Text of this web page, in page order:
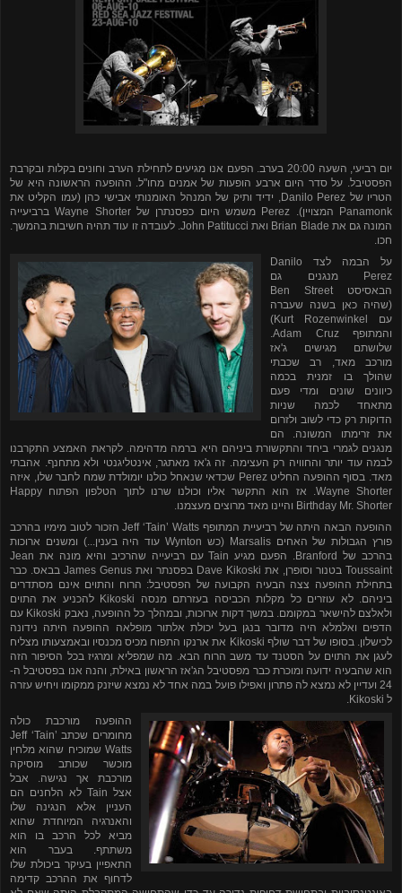
יום רביעי, השעה 20:00 בערב. הפעם אנו מגיעים לתחילת הערב וחונים בקלות ובקרבת
הפסטיבל. על סדר היום ארבע הופעות של אמנים מחו"ל. ההופעה הראשונה היא של
הטריו של Danilo Perez, ידיד ותיק של המנהל האומנותי אבישי כהן (עמו הקליט את
Panamonk
המצויין). Perez משמש היום כפסנתרן שלWayne Shorterברביעייה
המונה גם את Brian Blade ואת John Patitucci. לעובדה זו עוד תהיה חשיבות בהמשך.
חכו.
על הבמה לצד Danilo
Perez
מנגנים גם
הבאסיסטBen Street
(שהיה כאן בשנה שעברה
עם
Kurt Rozenwinkel
)
והמתופףAdam Cruz
.
שלושתם מגישים ג'אז
מורכב מאד, רב שכבתי
שהולך בו זמנית בכמה
כיוונים שונים ומדי פעם
מתאחד לכמה שניות
הדוקות רק כדי לשוב ולזרום
את זרימתו המשונה. הם
מנגנים לגמרי ביחד והתקשורת ביניהם היא ברמה מדהימה. לקראת האמצע התקרבנו
לבמה עוד יותר והחוויה רק העצימה. זה ג'אז מאתגר, אינטליגנטי ולא מתחנף. אהבתי
מאד. בסוף ההופעה החליט Perez שכדאי שנאחל כולנו יומולדת שמח לחבר שלו, איזה
Wayne Shorter. אז הוא התקשר אליו וכולנו שרנו לתוך הטלפון הפתוח Happy
Birthday Mr. Shorter והיינו מאד מרוצים מעצמנו.
ההופעה הבאה היתה של רביעיית המתופף Jeff ‘Tain’ Wattsהזכור לטוב מימיו בהרכב
פורץ הגבולות של האחיםMarsalis (כש Wyntonעוד היה בענין...) ומשנים ארוכות
בהרכב של Branford. הפעם מגיע Tainעם רביעייה שהרכיב והיא מונה את Jean
Toussaint בטנור וסופרן, את Dave Kikoski בפסנתר ואת James Genus בבאס. כבר
בתחילת ההופעה צצה הבעיה הקבועה של הפסטיבל: הרוח והתוים אינם מסתדרים
ביניהם. לא עוזרים כל מקלות הכביסה בעזרתם מנסה Kikoski להכניע את התוים
ולאלצם להישאר במקומם. במשך דקות ארוכות, ובמהלך כל ההופעה, נאבק Kikoski עם
הדפים ואלמלא היה מדובר בנגן בעל יכולת אלתור מופלאה ההופעה היתה נידונה
לכישלון. בסופו של דבר שולף Kikoski את ארנקו התפוח מכיס מכנסיו ובאמצעותו מצליח
לעגן את התוים על הסטנד עד משב הרוח הבא. מה שמפליא ומרגיז בכל הסיפור הזה
הוא שהבעיה ידועה ומוכרת כבר מפסטיבל הג'אז הראשון באילת, והנה אנו בפסטיבל ה-
24 ועדיין לא נמצא לה פתרון ואפילו פועל במה אחד לא נמצא שיזנק ממקומו ויחיש עזרה
ל Kikoski
.
ההופעה מורכבת כולה
מחומרים שכתב Jeff ‘Tain’
Watts שמוכיח שהוא מלחין
מוכשר שכותב מוסיקה
מורכבת אך נגישה. אבל
אצל Tain לא הלחנים הם
העניין אלא הנגינה שלו
והאנרגיה המיוחדת שהוא
מביא לכל הרכב בו הוא
משתתף. בעבר הוא
התאפיין בעיקר ביכולת שלו
לדחוף את ההרכב קדימה